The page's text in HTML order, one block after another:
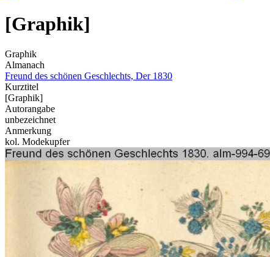
[Graphik]
Graphik
Almanach
Freund des schönen Geschlechts, Der 1830
Kurztitel
[Graphik]
Autorangabe
unbezeichnet
Anmerkung
kol. Modekupfer